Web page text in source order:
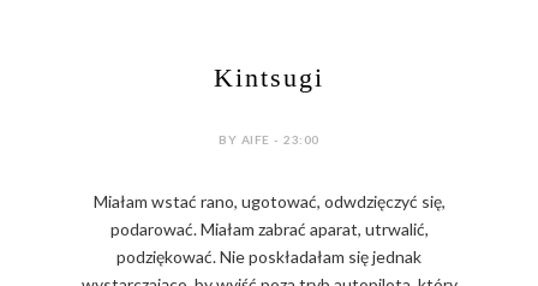
Kintsugi
BY AIFE - 23:00
Miałam wstać rano, ugotować, odwdzięczyć się,
podarować. Miałam zabrać aparat, utrwalić,
podziękować. Nie poskładałam się jednak